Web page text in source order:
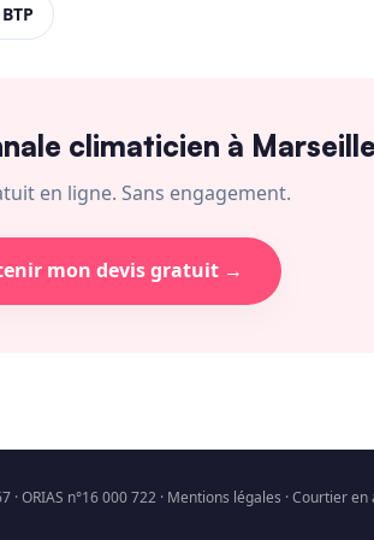
climaticien à Marseille
en ligne. Sans engagement.
mon devis gratuit →
· ORIAS n°16 000 722 · Mentions légales · Courtier en